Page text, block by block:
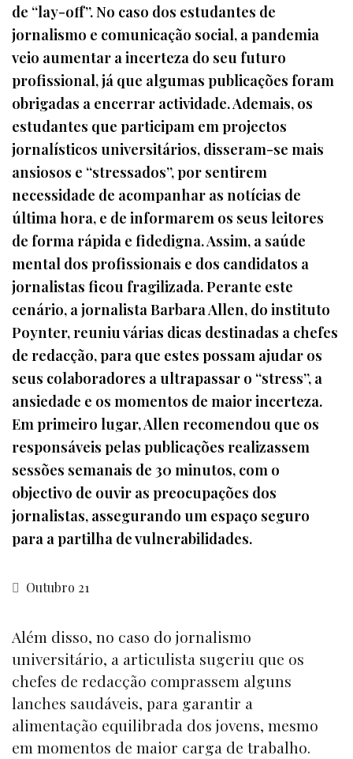
de “lay-off”. No caso dos estudantes de
jornalismo e comunicação social, a pandemia
veio aumentar a incerteza do seu futuro
profissional, já que algumas publicações foram
obrigadas a encerrar actividade. Ademais, os
estudantes que participam em projectos
jornalísticos universitários, disseram-se mais
ansiosos e “stressados”, por sentirem
necessidade de acompanhar as notícias de
última hora, e de informarem os seus leitores
de forma rápida e fidedigna. Assim, a saúde
mental dos profissionais e dos candidatos a
jornalistas ficou fragilizada. Perante este
cenário, a jornalista Barbara Allen, do instituto
Poynter, reuniu várias dicas destinadas a chefes
de redacção, para que estes possam ajudar os
seus colaboradores a ultrapassar o “stress”, a
ansiedade e os momentos de maior incerteza.
Em primeiro lugar, Allen recomendou que os
responsáveis pelas publicações realizassem
sessões semanais de 30 minutos, com o
objectivo de ouvir as preocupações dos
jornalistas, assegurando um espaço seguro
para a partilha de vulnerabilidades.
Outubro 21
Além disso, no caso do jornalismo
universitário, a articulista sugeriu que os
chefes de redacção comprassem alguns
lanches saudáveis, para garantir a
alimentação equilibrada dos jovens, mesmo
em momentos de maior carga de trabalho.